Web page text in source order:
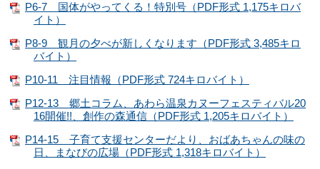
P6-7 国体がやってくる！特別号（PDF形式 1,175キロバ
イト）
P8-9 観月の夕べが新しくなります（PDF形式 3,485キロ
バイト）
P10-11 注目情報（PDF形式 724キロバイト）
P12-13 郷土コラム、あわら温泉カヌーフェスティバル20
16開催!!、創作の森通信（PDF形式 1,205キロバイト）
P14-15 子育て支援センターだより、おばあちゃんの味の
日、まなびの広場（PDF形式 1,318キロバイト）